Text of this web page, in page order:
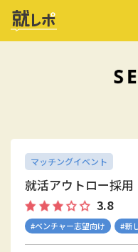
マッチングイベント
就活アウトロー採用
3.8
#ベンチャー志望向け #新